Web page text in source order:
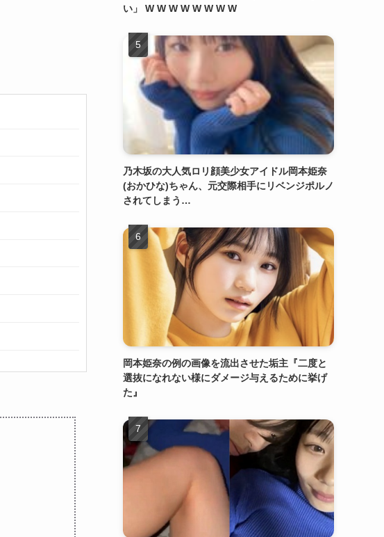
い」 W W W W W W W W
乃木坂の大人気ロリ顔美少女アイドル岡本姫奈
(おかひな)ちゃん、元交際相手にリベンジポルノ
されてしまう…
岡本姫奈の例の画像を流出させた垢主『二度と
選抜になれない様にダメージ与えるために挙げ
た』